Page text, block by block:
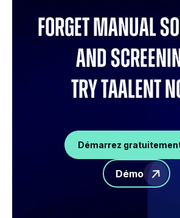
Forget manual
and
try Taalent
Démarrez
Démo